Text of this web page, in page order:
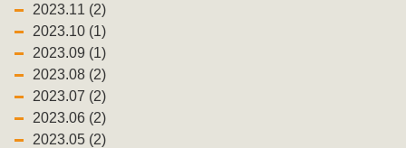
2023.11 (2)
2023.10 (1)
2023.09 (1)
2023.08 (2)
2023.07 (2)
2023.06 (2)
2023.05 (2)